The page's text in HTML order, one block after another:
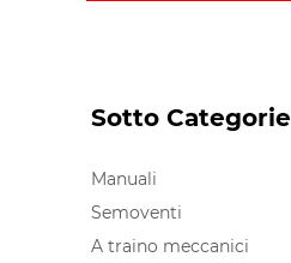
Select
options
After
change
of
any
input
element
Sotto Categorie
Manuali
Semoventi
A traino meccanici